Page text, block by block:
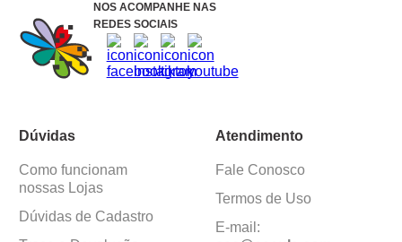
NOS ACOMPANHE NAS
REDES SOCIAIS
Dúvidas
Como funcionam
nossas Lojas
Dúvidas de Cadastro
Atendimento
Fale Conosco
Termos de Uso
E-mail: